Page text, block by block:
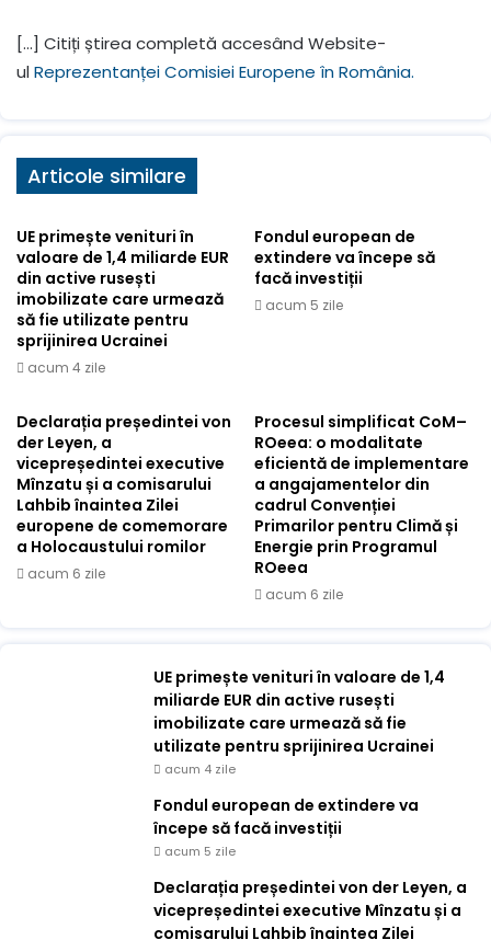
[…] Citiți știrea completă accesând Website-
ulReprezentanței Comisiei Europene în România.
Articole similare
UE primește venituri în
valoare de 1,4 miliarde EUR
din active rusești
imobilizate care urmează
să fie utilizate pentru
sprijinirea Ucrainei
acum 4 zile
Fondul european de
extindere va începe să
facă investiții
acum 5 zile
Declarația președintei von
der Leyen, a
vicepreședintei executive
Mînzatu și a comisarului
Lahbib înaintea Zilei
europene de comemorare
a Holocaustului romilor
acum 6 zile
Procesul simplificat CoM–
ROeea: o modalitate
eficientă de implementare
a angajamentelor din
cadrul Convenției
Primarilor pentru Climă și
Energie prin Programul
ROeea
acum 6 zile
UE primește venituri în valoare de 1,4
miliarde EUR din active rusești
imobilizate care urmează să fie
utilizate pentru sprijinirea Ucrainei
acum 4 zile
Fondul european de extindere va
începe să facă investiții
acum 5 zile
Declarația președintei von der Leyen, a
vicepreședintei executive Mînzatu și a
comisarului Lahbib înaintea Zilei